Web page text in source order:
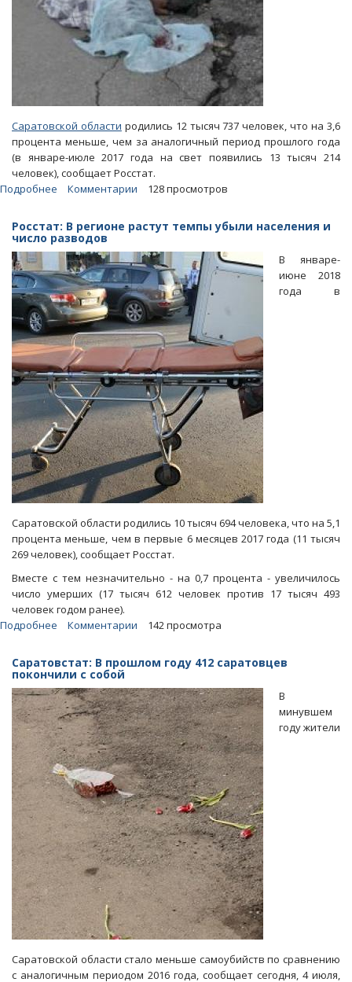
Саратовской области родились 12 тысяч 737 человек, что на 3,6
процента меньше, чем за аналогичный период прошлого года
(в январе-июле 2017 года на свет появились 13 тысяч 214
человек), сообщает Росстат.
Подробнее
обнародовал
новые
данные
о
темпах
вымирания
в
регионе
Комментарии 128 просмотров
Росстат: В регионе растут темпы убыли населения и
число разводов
В январе-
июне 2018
года в
Саратовской области родились 10 тысяч 694 человека, что на 5,1
процента меньше, чем в первые 6 месяцев 2017 года (11 тысяч
269 человек), сообщает Росстат.
Вместе с тем незначительно - на 0,7 процента - увеличилось
число умерших (17 тысяч 612 человек против 17 тысяч 493
человек годом ранее).
Подробнее
регионе
растут
темпы
убыли
населения
и
число
разводов
Комментарии 142 просмотра
Саратовстат: В прошлом году 412 саратовцев
покончили с собой
В
минувшем
году жители
Саратовской области стало меньше самоубийств по сравнению
с аналогичным периодом 2016 года, сообщает сегодня, 4 июля,